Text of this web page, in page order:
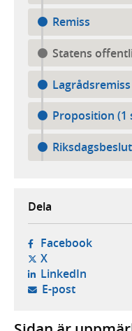
Remiss
Statens
Proposition (1
Riksdagsbeslut
Dela
Facebook-
X- öppnas i ny
LinkedIn-
E-post- öppnar